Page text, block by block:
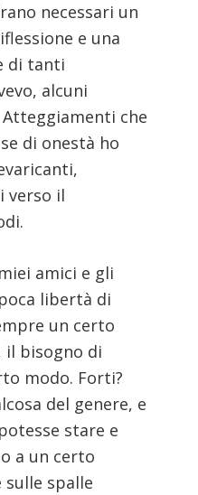
necessari un
e una
di tanti
alcuni
che
di onestà ho
verso il
amici e gli
libertà di
un certo
il bisogno di
modo. Forti?
del genere, e
stare e
a un certo
sulle spalle